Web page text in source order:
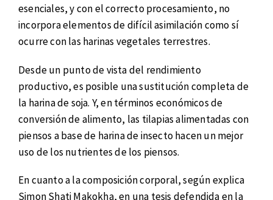
esenciales, y con el correcto procesamiento, no
incorpora elementos de difícil asimilación como sí
ocurre con las harinas vegetales terrestres.
Desde un punto de vista del rendimiento
productivo, es posible una sustitución completa de
la harina de soja. Y, en términos económicos de
conversión de alimento, las tilapias alimentadas con
piensos a base de harina de insecto hacen un mejor
uso de los nutrientes de los piensos.
En cuanto a la composición corporal, según explica
Simon Shati Makokha, en una tesis defendida en la